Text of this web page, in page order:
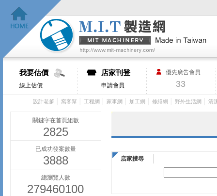
我要估價
線上估價
店家刊登
申請會員
優先廣告會員
33
設計老爹 窩客幫 工程網 家事網 加工網 修繕網 野外生活網 清
關鍵字在首頁組數
2825
已成功發案數量
3888
總瀏覽人數
279460100
店家搜尋